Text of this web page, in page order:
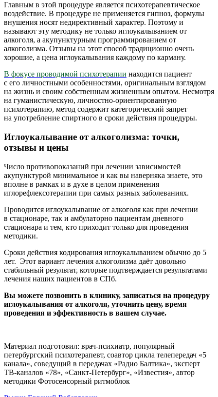
Главным в этой процедуре является психотерапевтическое
воздействие. В процедуре не применяется гипноз, формулы
внушения носят недирективный характер. Поэтому и
называют эту методику не только иглоукалыванием от
алкоголя, а акупунктурным программированием от
алкоголизма. Отзывы на этот способ традиционно очень
хорошие, а цена иглоукалывания каждому по карману.
В фокусе проводимой психотерапии находится пациент
с его личностными особенностями, оригинальным взглядом
на жизнь и своим собственным жизненным опытом. Несмотря
на гуманистическую, личностно-ориентированную
психотерапию, метод содержит категорический запрет
на употребление спиртного в сроки действия процедуры.
Иглоукалывание от алкоголизма: точки,
отзывы и цены
Число противопоказаний при лечении зависимостей
акупунктурой минимальное и как вы наверняка знаете, это
вполне в рамках и в духе в целом применения
иглорефлексотерапии при самых разных заболеваниях.
Проводится иглоукалывание от алкоголя как при лечении
в стационаре, так и амбулаторно пациентам дневного
стационара и тем, кто приходит только для проведения
методики.
Сроки действия кодирования иглоукалыванием обычно до 5
лет. Этот вариант лечения алкоголизма даёт довольно
стабильный результат, которые подтверждается результатами
лечения наших пациентов в СПб.
Вы можете позвонить в клинику, записаться на процедуру
иглоукалывания от алкоголя, уточнить цену, время
проведения и эффективность в вашем случае.
Материал подготовил: врач-психиатр, популярный
петербургский психотерапевт, соавтор цикла телепередач «5
канала», соведущий в передачах «Радио Балтика», эксперт
ТВ-каналов «78», «Санкт-Петербург», «Известия», автор
методики Фотосенсорный ритмоблок